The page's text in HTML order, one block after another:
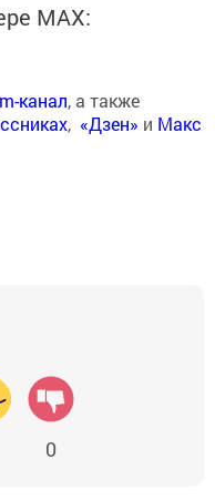
MАХ:
канал, а также
, «Дзен» и Макс
0